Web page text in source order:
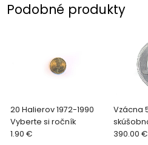
Podobné produkty
20 Halierov 1972-1990
Vyberte si ročník
1.90 €
Vzácna
ORIGINáL!
390.00 €